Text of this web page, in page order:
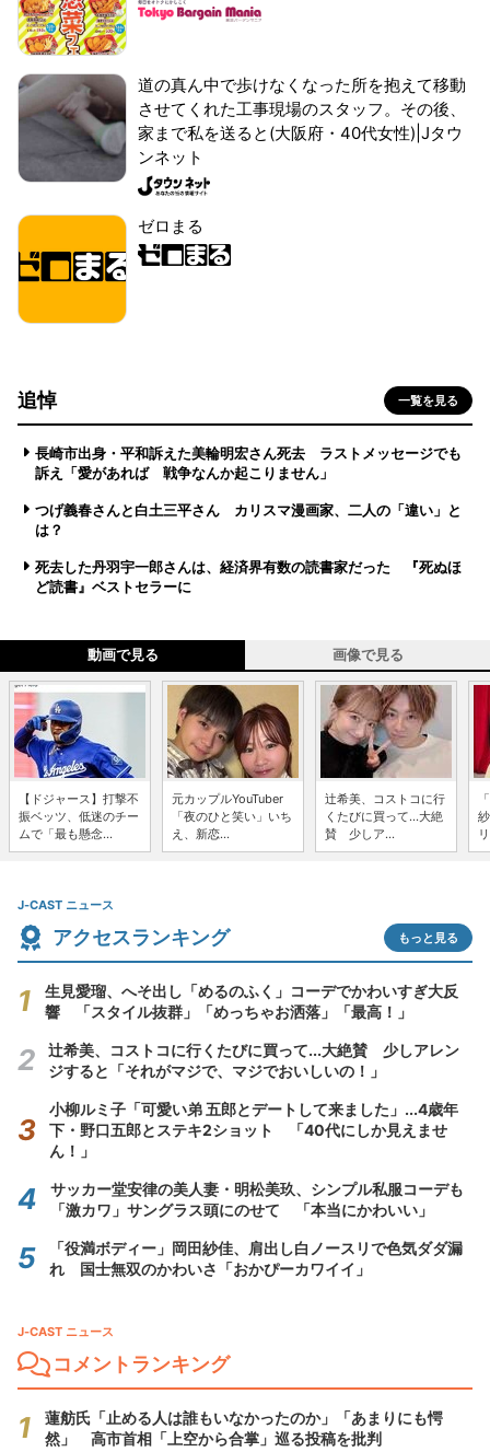
道の真ん中で歩けなくなった所を抱えて移動
させてくれた工事現場のスタッフ。その後、
家まで私を送ると(大阪府・40代女性)|Jタウ
ンネット
ゼロまる
追悼 一覧を見る
長崎市出身・平和訴えた美輪明宏さん死去 ラストメッセージでも
訴え「愛があれば 戦争なんか起こりません」
つげ義春さんと白土三平さん カリスマ漫画家、二人の「違い」と
は？
死去した丹羽宇一郎さんは、経済界有数の読書家だった 『死ぬほ
ど読書』ベストセラーに
動画で見る 画像で見る
【ドジャース】打撃不
振ベッツ、低迷のチー
ムで「最も懸念...
元カップルYouTuber
「夜のひと笑い」いち
え、新恋...
辻希美、コストコに行
くたびに買って...大絶
賛 少しア...
J-CAST ニュース
アクセスランキング もっと見る
生見愛瑠、へそ出し「めるのふく」コーデでかわいすぎ大反
響 「スタイル抜群」「めっちゃお洒落」「最高！」
辻希美、コストコに行くたびに買って...大絶賛 少しアレン
ジすると「それがマジで、マジでおいしいの！」
小柳ルミ子「可愛い弟 五郎とデートして来ました」...4歳年
下・野口五郎とステキ2ショット 「40代にしか見えませ
ん！」
サッカー堂安律の美人妻・明松美玖、シンプル私服コーデも
「激カワ」サングラス頭にのせて 「本当にかわいい」
「役満ボディー」岡田紗佳、肩出し白ノースリで色気ダダ漏
れ 国士無双のかわいさ「おかぴーカワイイ」
J-CAST ニュース
コメントランキング
蓮舫氏「止める人は誰もいなかったのか」「あまりにも愕
然」 高市首相「上空から合掌」巡る投稿を批判